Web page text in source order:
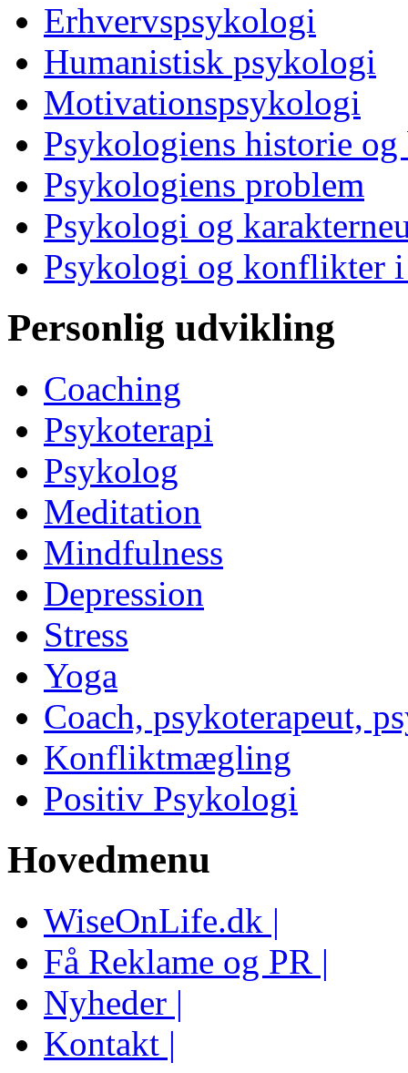
Erhvervspsykologi
Humanistisk psykologi
Motivationspsykologi
Psykologiens historie og
Psykologiens problem
Psykologi og
Psykologi og konflikter
Personlig udvikling
Coaching
Psykoterapi
Psykolog
Meditation
Mindfulness
Depression
Stress
Yoga
Coach, psykoterapeut,
Konfliktmægling
Positiv Psykologi
Hovedmenu
WiseOnLife.dk |
Få Reklame og PR |
Nyheder |
Kontakt |